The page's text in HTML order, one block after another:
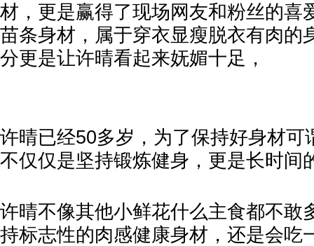
材，更是赢得了现场网友和粉丝的喜
苗条身材，属于穿衣显瘦脱衣有肉的
分更是让许晴看起来妩媚十足，
许晴已经50多岁，为了保持好身材可
不仅仅是坚持锻炼健身，更是长时间
许晴不像其他小鲜花什么主食都不敢
持标志性的肉感健康身材，还是会吃